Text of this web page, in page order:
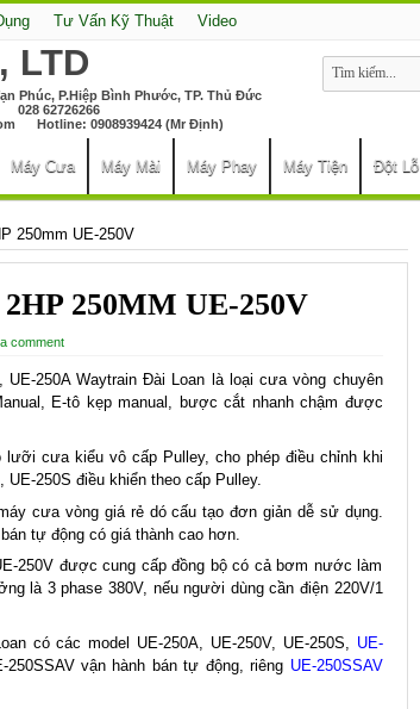
Tư Vấn Kỹ Thuật Video
Phúc, P.Hiệp Bình Phước, TP. Thủ Đức
62726266
Hotline: 0908939424 (Mr Định)
Máy Cưa Máy Mài Máy Phay Máy Tiện Đột Lỗ
250mm UE-250V
250MM UE-250V
comment
UE-250A Waytrain Đài Loan là loại cưa vòng chuyên
E-tô kẹp manual, bược cắt nhanh chậm được
cưa kiểu vô cấp Pulley, cho phép điều chỉnh khi
250S điều khiển theo cấp Pulley.
cưa vòng giá rẻ dó cấu tạo đơn giản dễ sử dụng.
tự động có giá thành cao hơn.
250V được cung cấp đồng bộ có cả bơm nước làm
là 3 phase 380V, nếu người dùng cần điện 220V/1
có các model UE-250A, UE-250V, UE-250S, UE-
250SSAV vận hành bán tự động, riêng UE-250SSAV